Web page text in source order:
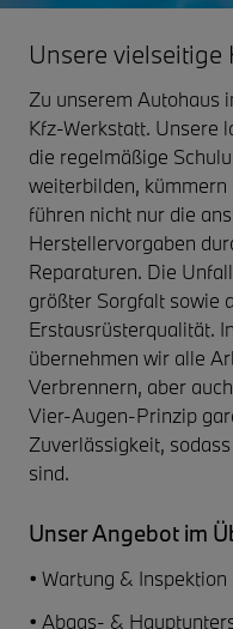
Unsere vielseitige
Zu unserem Autohaus
Kfz-Werkstatt. Unsere
die regelmäßige
weiterbilden, kümmern
führen nicht nur die
Herstellervorgaben
Reparaturen. Die
größter Sorgfalt sowie
Erstausrüsterqualität.
übernehmen wir alle
Verbrennern, aber
Vier-Augen-Prinzip
Zuverlässigkeit,
sind.
Unser Angebot im
• Wartung & Inspektion
• Abgas- &